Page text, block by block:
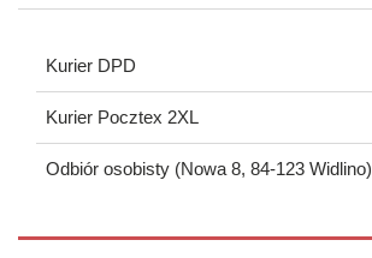
Kurier DPD
Kurier Pocztex 2XL
Odbiór osobisty(Nowa 8, 84-123 Widlino)